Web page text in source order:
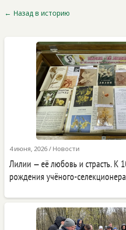
← Назад в историю
4 июня, 2026/Новости
Лилии — её любовь и страсть. К
рождения учёного-